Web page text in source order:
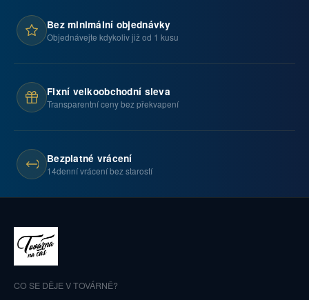
Bez minimální objednávky
Objednávejte kdykoliv již od 1 kusu
Fixní velkoobchodní sleva
Transparentní ceny bez překvapení
Bezplatné vrácení
14denní vrácení bez starostí
CO SE DĚJE V TOVÁRNĚ?